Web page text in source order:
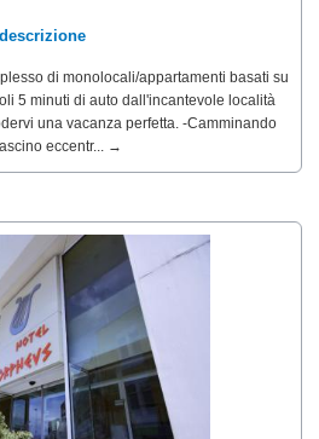
di monolocali/appartamenti basati su
5 minuti di auto dall'incantevole località
una vacanza perfetta. -Camminando
eccentr... →